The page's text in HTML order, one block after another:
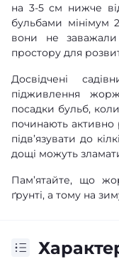
на 3-5 см нижче
бульбами мінімум
вони не
простору для
Досвідчені
підживлення
посадки бульб,
починають активно
підв’язувати до
дощі можуть
Пам’ятайте, що
ґрунті, а тому на